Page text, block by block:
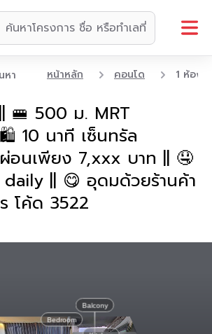
หา หน้าหลัก คอนโด 1 ห้องน
🚝 500 ม. MRT
10 นาที เซ็นทรัล
อนเพียง 7,xxx บาท || 🤤
|| 😋 อุดมด้วยร้านค้า
โค้ด 3522